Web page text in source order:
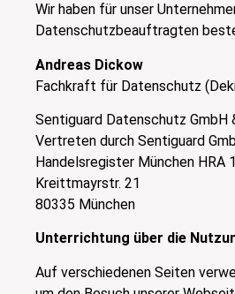
Wir haben für unser
Datenschutzbeauftragten
Andreas Dickow
Fachkraft für Datenschutz
Sentiguard Datenschutz GmbH
Vertreten durch Sentiguard
Handelsregister München HRA
Kreittmayrstr. 21
80335 München
Unterrichtung über die
Auf verschiedenen Seiten